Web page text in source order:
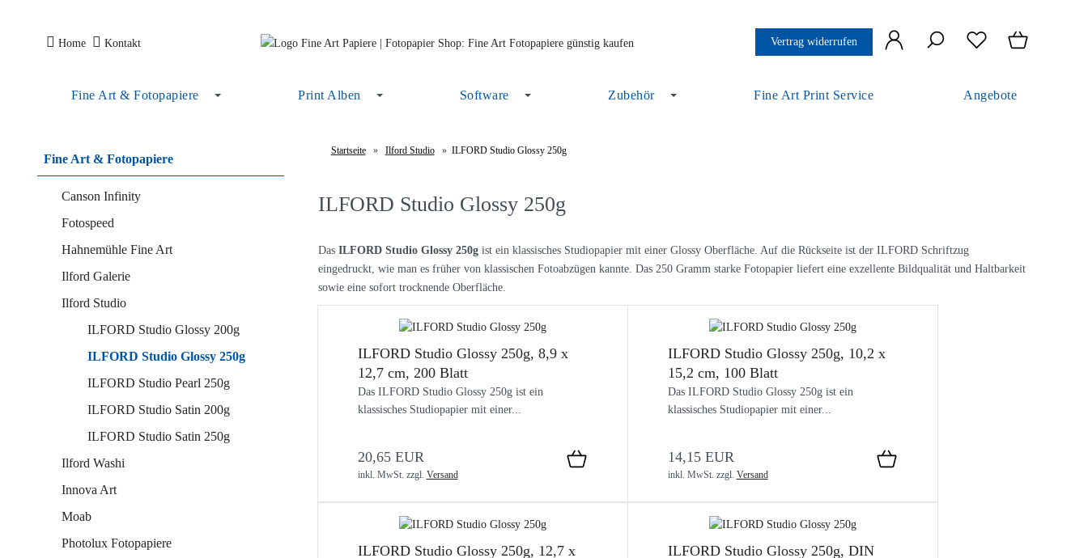
Home Kontakt Vertrag widerrufen
Fine Art & Fotopapiere Print Alben Software Zubehör Fine Art Print Service Angebote
Fine Art & Fotopapiere
Canson Infinity
Fotospeed
Hahnemühle Fine Art
Ilford Galerie
Ilford Studio
ILFORD Studio Glossy 200g
ILFORD Studio Glossy 250g
ILFORD Studio Pearl 250g
ILFORD Studio Satin 200g
ILFORD Studio Satin 250g
Ilford Washi
Innova Art
Moab
Photolux Fotopapiere
Startseite » Ilford Studio » ILFORD Studio Glossy 250g
ILFORD Studio Glossy 250g
Das ILFORD Studio Glossy 250gist ein klassisches Studiopapier mit einer Glossy Oberfläche. Auf die Rückseite ist der ILFORD Schriftzug
eingedruckt, wie man es früher von klassischen Fotoabzügen kannte. Das 250 Gramm starke Fotopapier liefert eine exzellente Bildqualität und Haltbarkeit
sowie eine sofort trocknende Oberfläche.
ILFORD Studio Glossy 250g, 8,9 x
12,7 cm, 200 Blatt
Das ILFORD Studio Glossy 250g ist ein
klassisches Studiopapier mit einer...
20,65 EUR
inkl. MwSt. zzgl. Versand
ILFORD Studio Glossy 250g, 10,2 x
15,2 cm, 100 Blatt
Das ILFORD Studio Glossy 250g ist ein
klassisches Studiopapier mit einer...
14,15 EUR
inkl. MwSt. zzgl. Versand
ILFORD Studio Glossy 250g, 12,7 x
ILFORD Studio Glossy 250g, DIN